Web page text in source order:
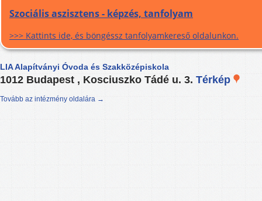
Szociális aszisztens - képzés, tanfolyam
>>> Kattints ide, és böngéssz tanfolyamkereső oldalunkon.
LIA Alapítványi Óvoda és Szakközépiskola
1012 Budapest , Kosciuszko Tádé u. 3. Térkép
Tovább az intézmény oldalára →